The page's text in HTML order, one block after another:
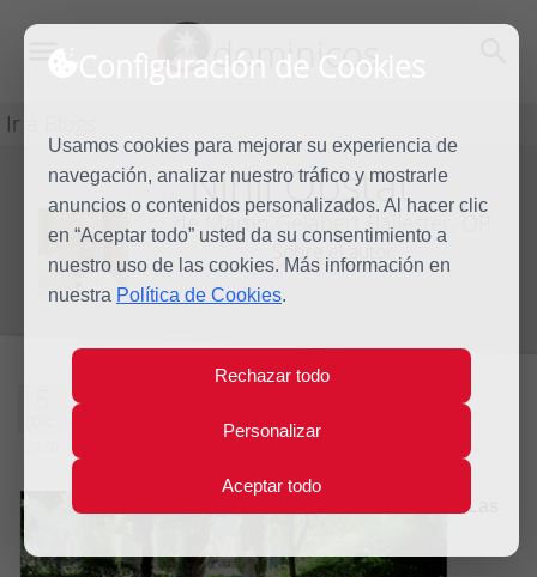
Configuración de Cookies
Usamos cookies para mejorar su experiencia de
navegación, analizar nuestro tráfico y mostrarle
anuncios o contenidos personalizados. Al hacer clic
en “Aceptar todo” usted da su consentimiento a
nuestro uso de las cookies. Más información en
nuestra Política de Cookies.
Rechazar todo
Personalizar
Aceptar todo
dominicos
Ir a Blogs
BlogNihil Obstat
de Martín Gelabert Ballester, OP
Sobre el autor
Preparar caminos
Las